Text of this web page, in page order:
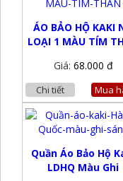
ÁO BẢO HỘ KAKI
LOẠI 1 MÀU TÍM
Giá: 68.000 đ
Chi tiết Mua
Quần Áo Bảo Hộ
LDHQ Màu Ghi